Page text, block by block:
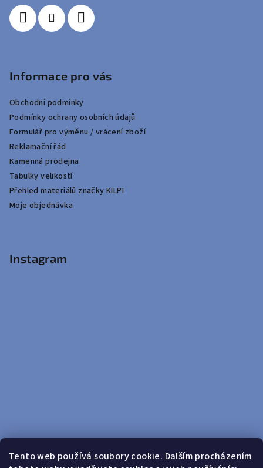
Tento web používá soubory cookie. Dalším procházením
Informace pro vás
Obchodní podmínky
Podmínky ochrany osobních údajů
Formulář pro výměnu / vrácení zboží
Reklamační řád
Kamenná prodejna
Tabulky velikostí
Přehled materiálů značky KILPI
Moje objednávka
Instagram